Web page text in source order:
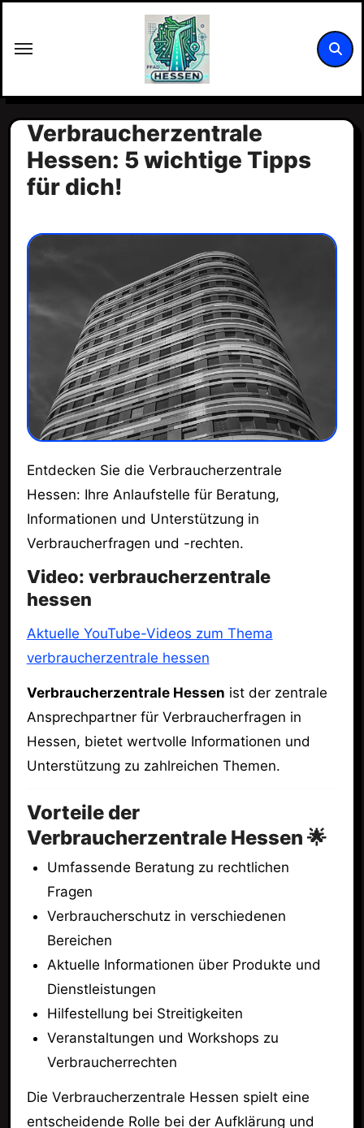
springen
Verbraucherzentrale
Hessen: 5 wichtige Tipps
für dich!
Entdecken Sie die Verbraucherzentrale
Hessen: Ihre Anlaufstelle für Beratung,
Informationen und Unterstützung in
Verbraucherfragen und -rechten.
Video: verbraucherzentrale
hessen
Aktuelle YouTube-Videos zum Thema
verbraucherzentrale hessen
Verbraucherzentrale Hessen ist der zentrale
Ansprechpartner für Verbraucherfragen in
Hessen, bietet wertvolle Informationen und
Unterstützung zu zahlreichen Themen.
Vorteile der
Verbraucherzentrale Hessen 🌟
Umfassende Beratung zu rechtlichen
Fragen
Verbraucherschutz in verschiedenen
Bereichen
Aktuelle Informationen über Produkte und
Dienstleistungen
Hilfestellung bei Streitigkeiten
Veranstaltungen und Workshops zu
Verbraucherrechten
Die Verbraucherzentrale Hessen spielt eine
entscheidende Rolle bei der Aufklärung und